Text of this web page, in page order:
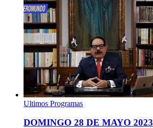
Ultimos Programas
DOMINGO 28 DE MAYO 2023